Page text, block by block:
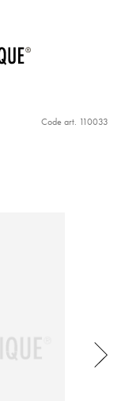
Code art. 110033